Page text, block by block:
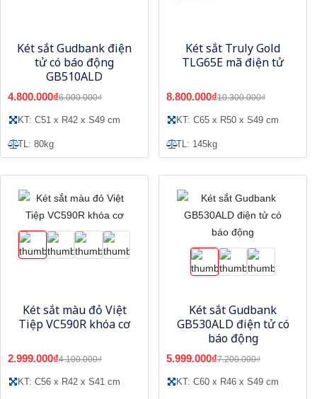
Két sắt Gudbank điện
tử có báo động
GB510ALD
4.800.000₫6.000.000₫
KT: C51 x R42 x S49 cm
TL: 80kg
Két sắt Truly Gold
TLG65E mã điện tử
8.800.000₫10.300.000₫
KT: C65 x R50 x S49 cm
TL: 145kg
Két sắt màu đỏ Việt
Tiệp VC590R khóa cơ
2.999.000₫4.100.000₫
KT: C56 x R42 x S41 cm
Két sắt Gudbank
GB530ALD điện tử có
báo động
5.999.000₫7.200.000₫
KT: C60 x R46 x S49 cm